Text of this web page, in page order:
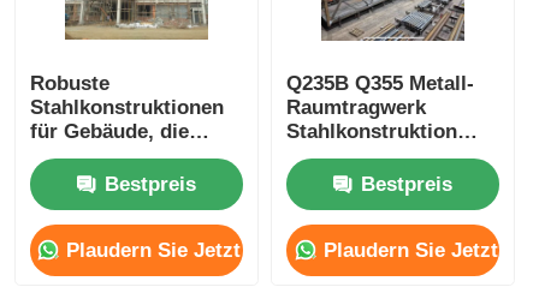
Robuste
Stahlkonstruktionen
für Gebäude, die
Schutz und
strukturelle Integrität
bieten
Bestpreis
Plaudern Sie Jetzt
Q235B Q355 Metall-
Raumtragwerk
Stahlkonstruktion
Metallfertiggebäude
GewerblichBestpreis
Plaudern Sie Jetzt